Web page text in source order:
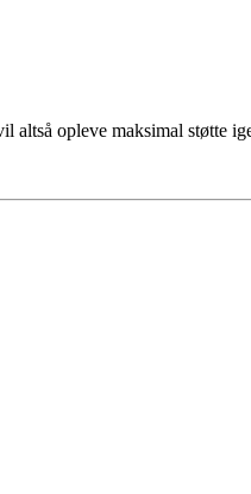
altså opleve maksimal støtte